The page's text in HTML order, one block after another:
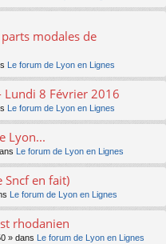
modales de
Le forum de Lyon en Lignes
Lundi 8 Février 2016
Le forum de Lyon en Lignes
Lyon...
Le forum de Lyon en Lignes
Sncf en fait)
Le forum de Lyon en Lignes
rhodanien
» dans Le forum de Lyon en Lignes